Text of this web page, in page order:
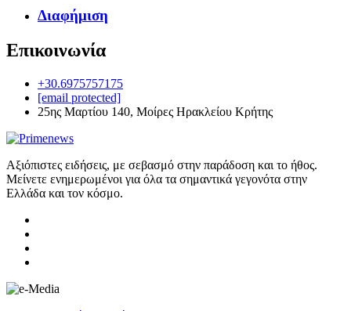
Διαφήμιση
Επικοινωνία
+30.6975757175
[email protected]
25ης Μαρτίου 140, Μοίρες Ηρακλείου Κρήτης
Αξιόπιστες ειδήσεις, με σεβασμό στην παράδοση και το ήθος.
Μείνετε ενημερωμένοι για όλα τα σημαντικά γεγονότα στην
Ελλάδα και τον κόσμο.